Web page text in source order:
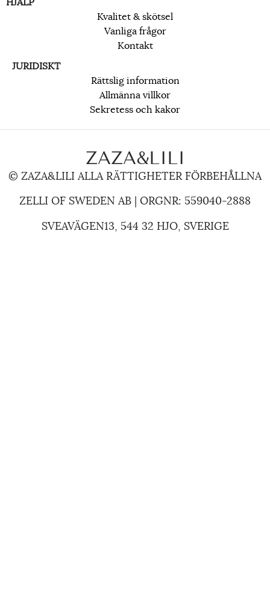
Kvalitet & skötsel
Vanliga frågor
Kontakt
JURIDISKT
Rättslig information
Allmänna villkor
Sekretess och kakor
ZAZA&LILI
© ZAZA&LILI ALLA RÄTTIGHETER FÖRBEHÅLLNA
ZELLI OF SWEDEN AB | ORGNR: 559040-2888
SVEAVÄGEN13, 544 32 HJO, SVERIGE